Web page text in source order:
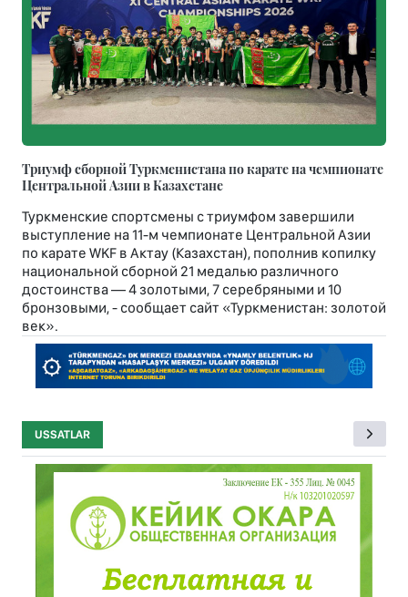
Триумф сборной Туркменистана по карате на чемпионате
Центральной Азии в Казахстане
Туркменские спортсмены с триумфом завершили
выступление на 11-м чемпионате Центральной Азии
по карате WKF в Актау (Казахстан), пополнив копилку
национальной сборной 21 медалью различного
достоинства — 4 золотыми, 7 серебряными и 10
бронзовыми, - сообщает сайт «Туркменистан: золотой
век».
USSATLAR